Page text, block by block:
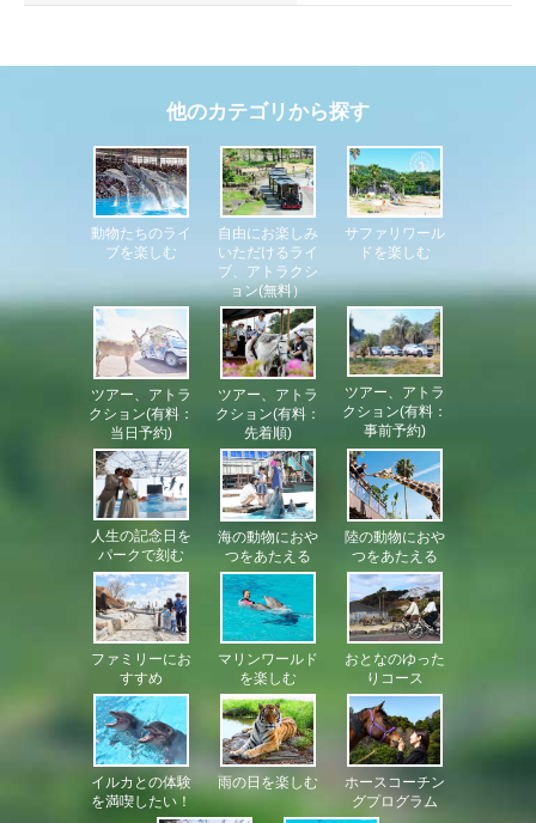
他のカテゴリから探す
動物たちのライ
ブを楽しむ
自由にお楽しみ
いただけるライ
ブ、アトラクシ
ョン(無料）
サファリワール
ドを楽しむ
ツアー、アトラ
クション(有料：
当日予約)
ツアー、アトラ
クション(有料：
先着順)
ツアー、アトラ
クション(有料：
事前予約)
人生の記念日を
パークで刻む
海の動物におや
つをあたえる
陸の動物におや
つをあたえる
ファミリーにお
すすめ
マリンワールド
を楽しむ
おとなのゆった
りコース
イルカとの体験
を満喫したい！
雨の日を楽しむ
ホースコーチン
グプログラム